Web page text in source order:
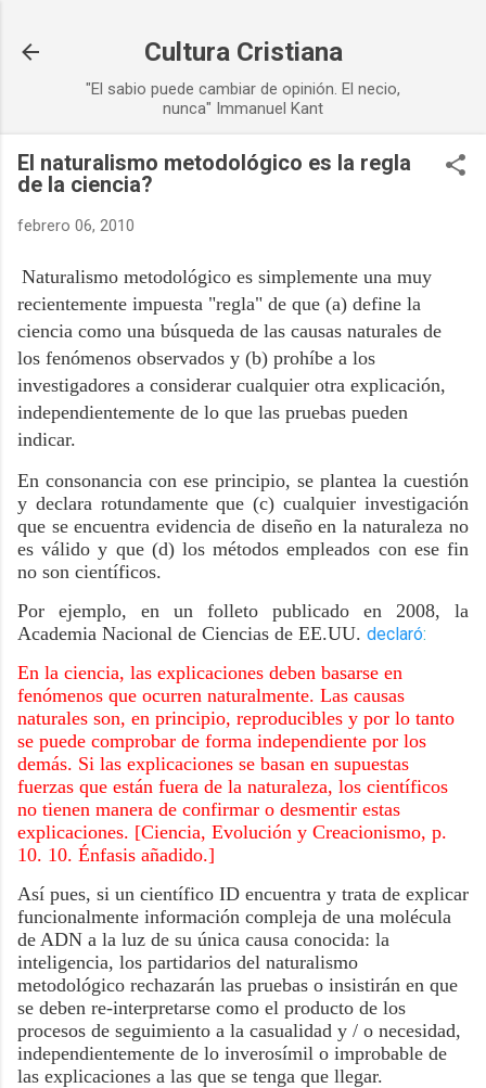
Cultura Cristiana
"El sabio puede cambiar de opinión. El necio,
nunca" Immanuel Kant
El naturalismo metodológico es la regla
de la ciencia?
febrero 06, 2010
Naturalismo metodológico es simplemente una muy
recientemente impuesta "regla" de que (a) define la
ciencia como una búsqueda de las causas naturales de
los fenómenos observados y (b) prohíbe a los
investigadores a considerar cualquier otra explicación,
independientemente de lo que las pruebas pueden
indicar.
En consonancia con ese principio, se plantea la cuestión
y declara rotundamente que (c) cualquier investigación
que se encuentra evidencia de diseño en la naturaleza no
es válido y que (d) los métodos empleados con ese fin
no son científicos.
Por ejemplo, en un folleto publicado en 2008, la
Academia Nacional de Ciencias de EE.UU. declaró:
En la ciencia, las explicaciones deben basarse en
fenómenos que ocurren naturalmente. Las causas
naturales son, en principio, reproducibles y por lo tanto
se puede comprobar de forma independiente por los
demás. Si las explicaciones se basan en supuestas
fuerzas que están fuera de la naturaleza, los científicos
no tienen manera de confirmar o desmentir estas
explicaciones. [Ciencia, Evolución y Creacionismo, p.
10. 10. Énfasis añadido.]
Así pues, si un científico ID encuentra y trata de explicar
funcionalmente información compleja de una molécula
de ADN a la luz de su única causa conocida: la
inteligencia, los partidarios del naturalismo
metodológico rechazarán las pruebas o insistirán en que
se deben re-interpretarse como el producto de los
procesos de seguimiento a la casualidad y / o necesidad,
independientemente de lo inverosímil o improbable de
las explicaciones a las que se tenga que llegar.